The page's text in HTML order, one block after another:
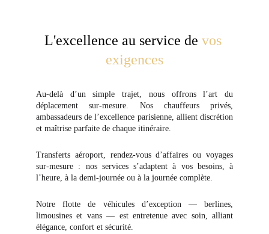
L'excellence au service de vos
exigences
Au-delà d’un simple trajet, nous offrons l’art du
déplacement sur-mesure. Nos chauffeurs privés,
ambassadeurs de l’excellence parisienne, allient discrétion
et maîtrise parfaite de chaque itinéraire.
Transferts aéroport, rendez-vous d’affaires ou voyages
sur-mesure : nos services s’adaptent à vos besoins, à
l’heure, à la demi-journée ou à la journée complète.
Notre flotte de véhicules d’exception — berlines,
limousines et vans — est entretenue avec soin, alliant
élégance, confort et sécurité.